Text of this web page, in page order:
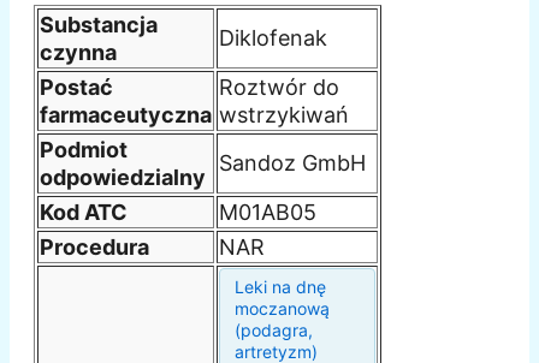
Substancja
czynna
Diklofenak
Postać
farmaceutyczna
Roztwór do
wstrzykiwań
Podmiot
odpowiedzialny
Sandoz GmbH
Kod ATC
M01AB05
Procedura
NAR
Leki na dnę
moczanową
(podagra,
artretyzm)